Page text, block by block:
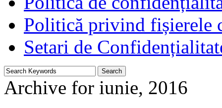
Politică privind fișierele
Setari de
Archive for iunie, 2016